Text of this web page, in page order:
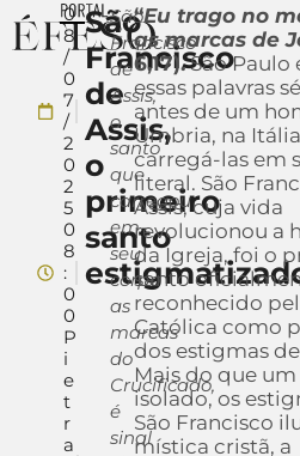
0
8
/
0
7
/
2
0
2
5
0
8
:
0
0
P
i
e
t
r
a
São
Francisco
de
Assis,
o
primeiro
santo
São
Francisco
de
Assis,
o
santo
que
carregou
em
seu
corpo
as
marcas
do
Crucificado,
é
sinal
“Eu trago no
as marcas de
6,17).São Paulo
essas palavras
antes de um
Úmbria, na
carregá-las em
literal. São
Assis, cuja vida
revolucionou a
da Igreja, foi o
santo
reconhecido
Católica como
dos estigmas
Mais do que
isolado, os
São Francisco
mística cristã, a